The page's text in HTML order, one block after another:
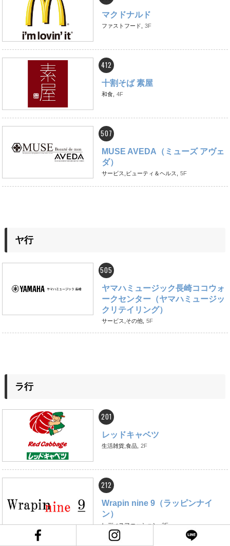
マクドナルド
ファストフード, 3F
412
十割そば 素屋
和食, 4F
507
MUSE AVEDA（ミューズ アヴェ
ダ）
サービス,ビューティ＆ヘルス, 5F
ヤ行
505
ヤマハミュージック長崎ココウォ
ークセンター（ヤマハミュージッ
クリテイリング）
サービス,その他, 5F
ラ行
201
レッドキャベツ
生活雑貨,食品, 2F
212
Wrapin nine 9（ラッピンナイ
ン）
レディスファッション, 2F